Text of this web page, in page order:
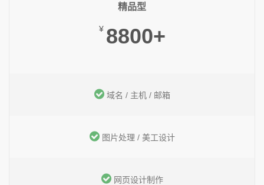
精品型
¥ 8800+
域名 / 主机 / 邮箱
图片处理 / 美工设计
网页设计制作